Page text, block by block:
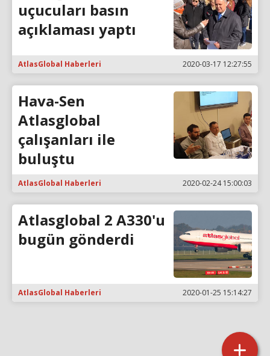
uçucuları basın
açıklaması yaptı
AtlasGlobal Haberleri 2020-03-17 12:27:55
Hava-Sen
Atlasglobal
çalışanları ile
buluştu
AtlasGlobal Haberleri 2020-02-24 15:00:03
Atlasglobal 2 A330'u
bugün gönderdi
AtlasGlobal Haberleri 2020-01-25 15:14:27